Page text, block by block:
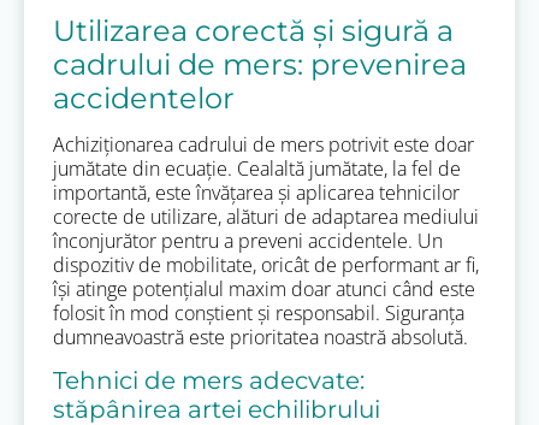
Utilizarea corectă și sigură a
cadrului de mers: prevenirea
accidentelor
Achiziționarea cadrului de mers potrivit este doar
jumătate din ecuație. Cealaltă jumătate, la fel de
importantă, este învățarea și aplicarea tehnicilor
corecte de utilizare, alături de adaptarea mediului
înconjurător pentru a preveni accidentele. Un
dispozitiv de mobilitate, oricât de performant ar fi,
își atinge potențialul maxim doar atunci când este
folosit în mod conștient și responsabil. Siguranța
dumneavoastră este prioritatea noastră absolută.
Tehnici de mers adecvate:
stăpânirea artei echilibrului